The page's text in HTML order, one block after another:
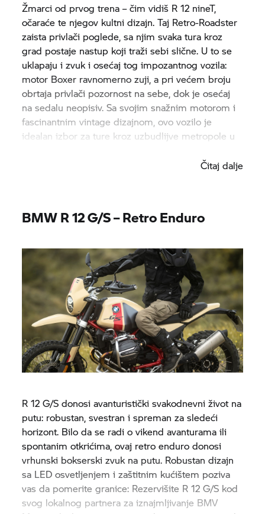
Žmarci od prvog trena – čim vidiš R 12 nineT,
očaraće te njegov kultni dizajn. Taj Retro-Roadster
zaista privlači poglede, sa njim svaka tura kroz
grad postaje nastup koji traži sebi slične. U to se
uklapaju i zvuk i osećaj tog impozantnog vozila:
motor Boxer ravnomerno zuji, a pri većem broju
obrtaja privlači pozornost na sebe, dok je osećaj
na sedalu neopisiv. Sa svojim snažnim motorom i
fascinantnim vintage dizajnom, ovo vozilo je
idealan izbor za ture kroz uzbudlijve metropole u
Čitaj dalje
BMW R 12 G/S – Retro Enduro
R 12 G/S donosi avanturistički svakodnevni život na
putu: robustan, svestran i spreman za sledeći
horizont. Bilo da se radi o vikend avanturama ili
spontanim otkrićima, ovaj retro enduro donosi
vrhunski bokserski zvuk na putu. Robustan dizajn
sa LED osvetljenjem i zaštitnim kućištem poziva
vas da pomerite granice: Rezervišite R 12 G/S kod
svog lokalnog partnera za iznajmljivanje BMV